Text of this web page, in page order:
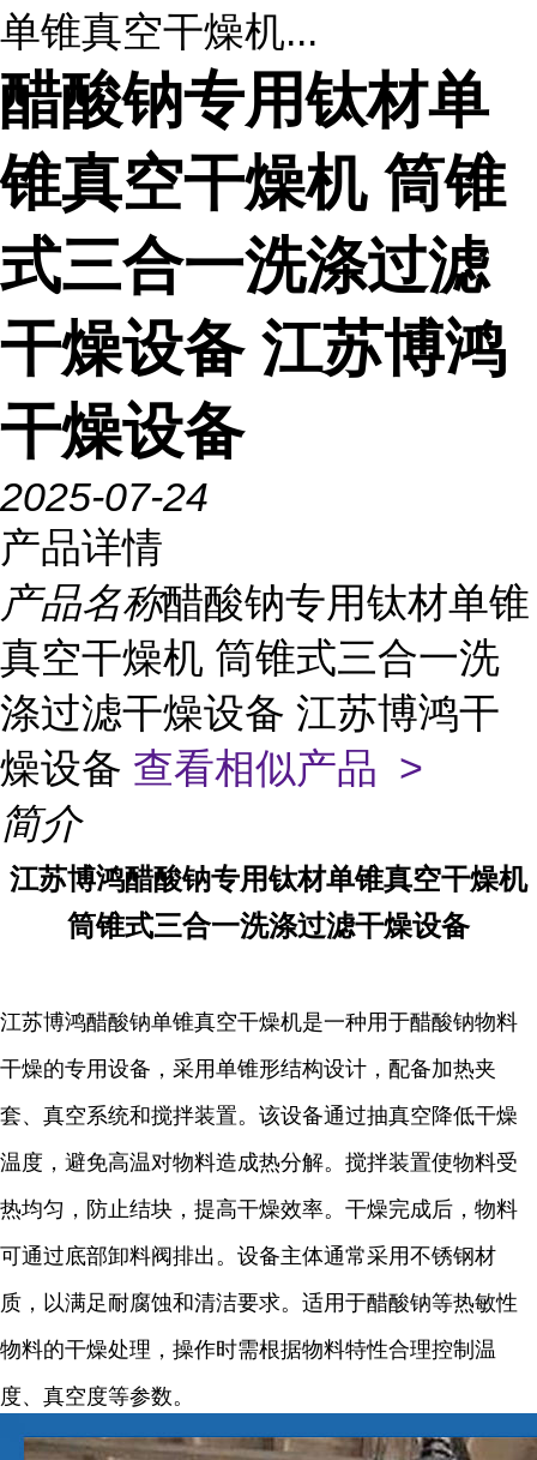
单锥真空干燥机...
醋酸钠专用钛材单
锥真空干燥机 筒锥
式三合一洗涤过滤
干燥设备 江苏博鸿
干燥设备
2025-07-24
产品详情
产品名称醋酸钠专用钛材单锥
真空干燥机 筒锥式三合一洗
涤过滤干燥设备 江苏博鸿干
燥设备 查看相似产品 >
简介
江苏博鸿醋酸钠专用钛材单锥真空干燥机
筒锥式三合一洗涤过滤干燥设备
江苏博鸿醋酸钠单锥真空干燥机是一种用于醋酸钠物料
干燥的专用设备，采用单锥形结构设计，配备加热夹
套、真空系统和搅拌装置。该设备通过抽真空降低干燥
温度，避免高温对物料造成热分解。搅拌装置使物料受
热均匀，防止结块，提高干燥效率。干燥完成后，物料
可通过底部卸料阀排出。设备主体通常采用不锈钢材
质，以满足耐腐蚀和清洁要求。适用于醋酸钠等热敏性
物料的干燥处理，操作时需根据物料特性合理控制温
度、真空度等参数。